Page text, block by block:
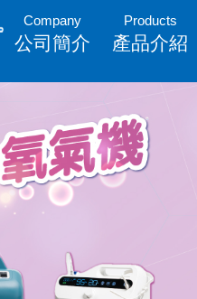
Company
公司簡介
Products
產品介紹